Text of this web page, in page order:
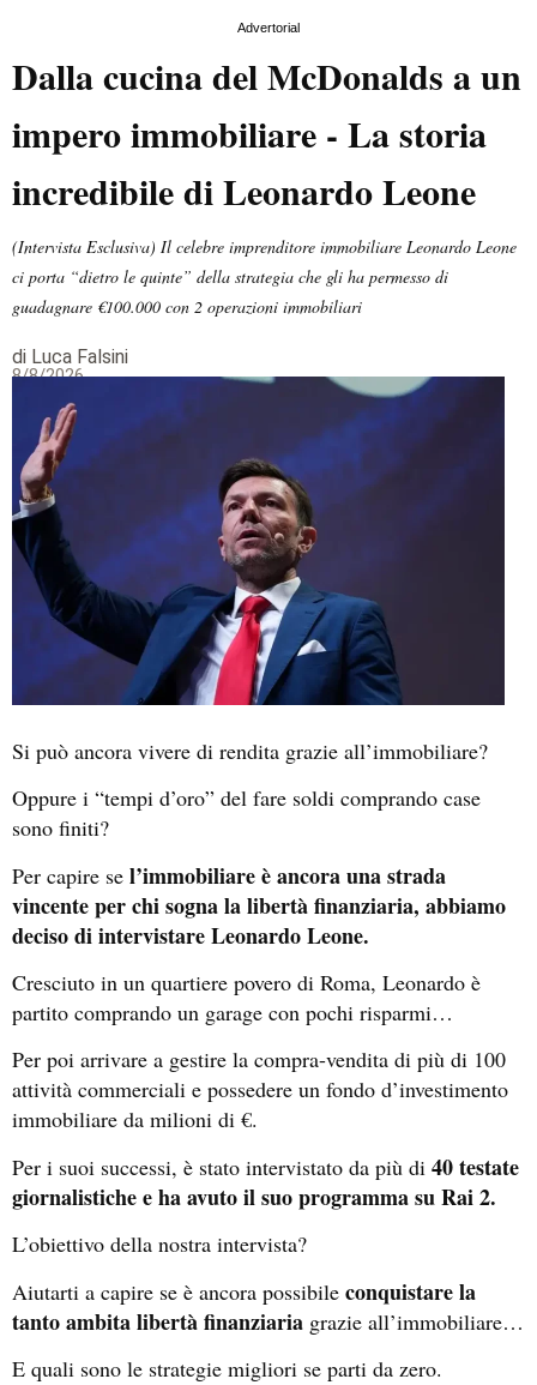
Advertorial
Dalla cucina del McDonalds a un
impero immobiliare - La storia
incredibile di Leonardo Leone
(Intervista Esclusiva) Il celebre imprenditore immobiliare Leonardo Leone
ci porta “dietro le quinte” della strategia che gli ha permesso di
guadagnare €100.000 con 2 operazioni immobiliari
di Luca Falsini
8/8/2026
Si può ancora vivere di rendita grazie all’immobiliare?
Oppure i “tempi d’oro” del fare soldi comprando case
sono finiti?
Per capire se l’immobiliare è ancora una strada
vincente per chi sogna la libertà finanziaria, abbiamo
deciso di intervistare Leonardo Leone.
Cresciuto in un quartiere povero di Roma, Leonardo è
partito comprando un garage con pochi risparmi…
Per poi arrivare a gestire la compra-vendita di più di 100
attività commerciali e possedere un fondo d’investimento
immobiliare da milioni di €.
Per i suoi successi, è stato intervistato da più di 40 testate
giornalistiche e ha avuto il suo programma su Rai 2.
L’obiettivo della nostra intervista?
Aiutarti a capire se è ancora possibile conquistare la
tanto ambita libertà finanziaria grazie all’immobiliare…
E quali sono le strategie migliori se parti da zero.